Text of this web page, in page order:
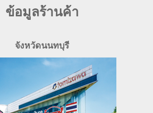
ข้อมูลร้านค้า
จังหวัดนนทบุรี